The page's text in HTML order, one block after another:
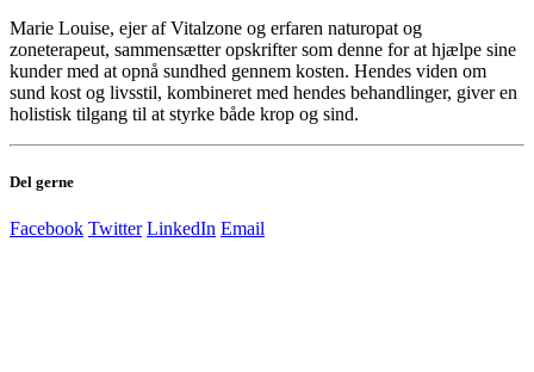
Marie Louise, ejer af Vitalzone og erfaren naturopat og
zoneterapeut, sammensætter opskrifter som denne for at hjælpe sine
kunder med at opnå sundhed gennem kosten. Hendes viden om
sund kost og livsstil, kombineret med hendes behandlinger, giver en
holistisk tilgang til at styrke både krop og sind.
Del gerne
Facebook Twitter LinkedIn Email